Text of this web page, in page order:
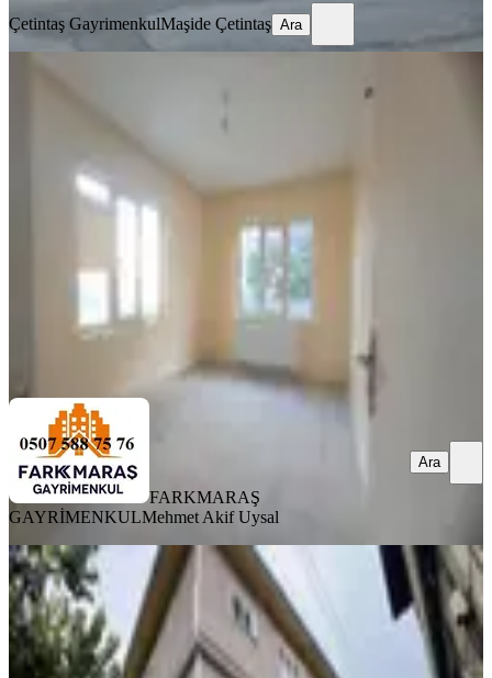
Çetintaş GayrimenkulMaşide Çetintaş Ara
Farkmaraş Emlak Tan Dulkadiroğlu
155 m²·03.05.2026
FARKMARAŞ GAYRİMENKUL Mehmet Akif Uysal
FARKMARAŞ
GAYRİMENKULMehmet Akif Uysal
Ara
KOMBİLİ
Çetin Gayrimenkul'den
Hünkardüğünsalonu Civ Satılık
3katmüstakil
Dulkadiroğlu, Sütçü İmam Mahallesi